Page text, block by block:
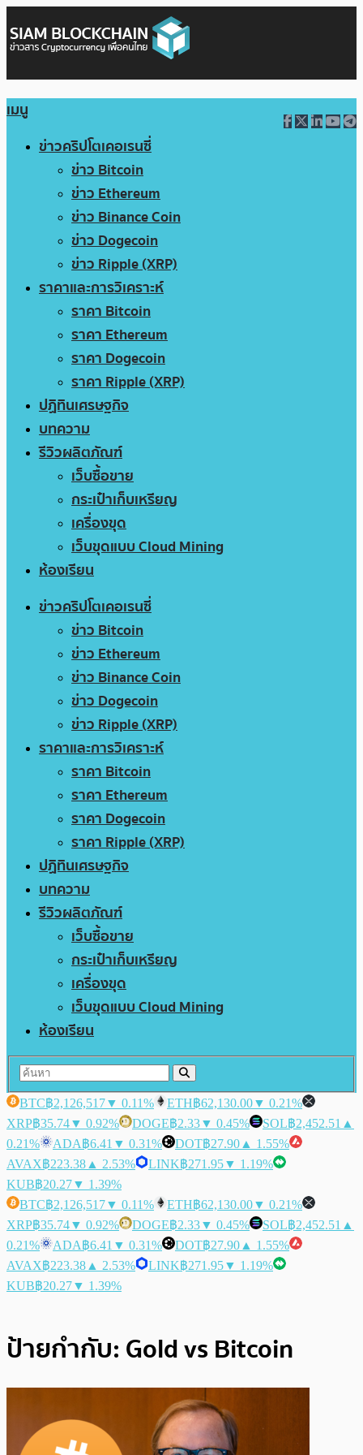
เมนู
ข่าวคริปโตเคอเรนซี่
ข่าว Bitcoin
ข่าว Ethereum
ข่าว Binance Coin
ข่าว Dogecoin
ข่าว Ripple (XRP)
ราคาและการวิเคราะห์
ราคา Bitcoin
ราคา Ethereum
ราคา Dogecoin
ราคา Ripple (XRP)
ปฏิทินเศรษฐกิจ
บทความ
รีวิวผลิตภัณฑ์
เว็บซื้อขาย
กระเป๋าเก็บเหรียญ
เครื่องขุด
เว็บขุดแบบ Cloud Mining
ห้องเรียน
ข่าวคริปโตเคอเรนซี่
ข่าว Bitcoin
ข่าว Ethereum
ข่าว Binance Coin
ข่าว Dogecoin
ข่าว Ripple (XRP)
ราคาและการวิเคราะห์
ราคา Bitcoin
ราคา Ethereum
ราคา Dogecoin
ราคา Ripple (XRP)
ปฏิทินเศรษฐกิจ
บทความ
รีวิวผลิตภัณฑ์
เว็บซื้อขาย
กระเป๋าเก็บเหรียญ
เครื่องขุด
เว็บขุดแบบ Cloud Mining
ห้องเรียน
BTC฿2,126,517▼ 0.11% ETH฿62,130.00▼ 0.21%
XRP฿35.74▼ 0.92% DOGE฿2.33▼ 0.45% SOL฿2,452.51 ▲
0.21%
ADA฿6.41 ▼ 0.31% DOT฿27.90 ▲ 1.55%
AVAX฿223.38 ▲ 2.53% LINK฿271.95▼ 1.19%
KUB฿20.27▼ 1.39%
BTC฿2,126,517▼ 0.11% ETH฿62,130.00▼ 0.21%
XRP฿35.74▼ 0.92% DOGE฿2.33▼ 0.45% SOL฿2,452.51 ▲
0.21%
ADA฿6.41 ▼ 0.31% DOT฿27.90 ▲ 1.55%
AVAX฿223.38 ▲ 2.53% LINK฿271.95▼ 1.19%
KUB฿20.27▼ 1.39%
ป้ายกำกับ: Gold vs Bitcoin